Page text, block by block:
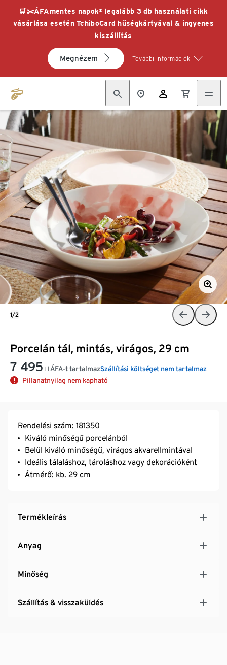
🛒✂️ÁFAmentes napok* legalább 3 db használati cikk
vásárlása esetén TchiboCard hűségkártyával & ingyenes
kiszállítás
Megnézem További információk
Porcelán tál, mintás, virágos, 29 cm
7 495 FtÁFA-t tartalmazSzállítási költséget nem tartalmaz
Pillanatnyilag nem kapható
1/2
Rendelési szám: 181350
Kiváló minőségű porcelánból
Belül kiváló minőségű, virágos akvarellmintával
Ideális tálaláshoz, tároláshoz vagy dekorációként
Átmérő: kb. 29 cm
Termékleírás
Anyag
Minőség
Szállítás & visszaküldés